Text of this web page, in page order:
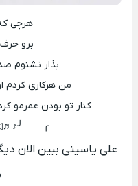
هرچی
برو
بذار نشنوم
من هرکاری کردم
کنار تو بودن عمرمو
علی یاسینی ببین الان